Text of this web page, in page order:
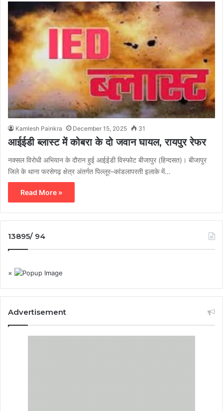
Kamlesh Painkra December 15, 2025 31
आईईडी ब्लास्ट में कोबरा के दो जवान घायल, रायपुर रेफर
नक्सल विरोधी अभियान के दौरान हुई आईईडी विस्फोट बीजापुर (हिन्दसत)। बीजापुर
जिले के थाना फरसेगढ़ क्षेत्र अंतर्गत पिल्लूर–कांडलापरती इलाके में…
Read More »
13895/ 94
×
Advertisement